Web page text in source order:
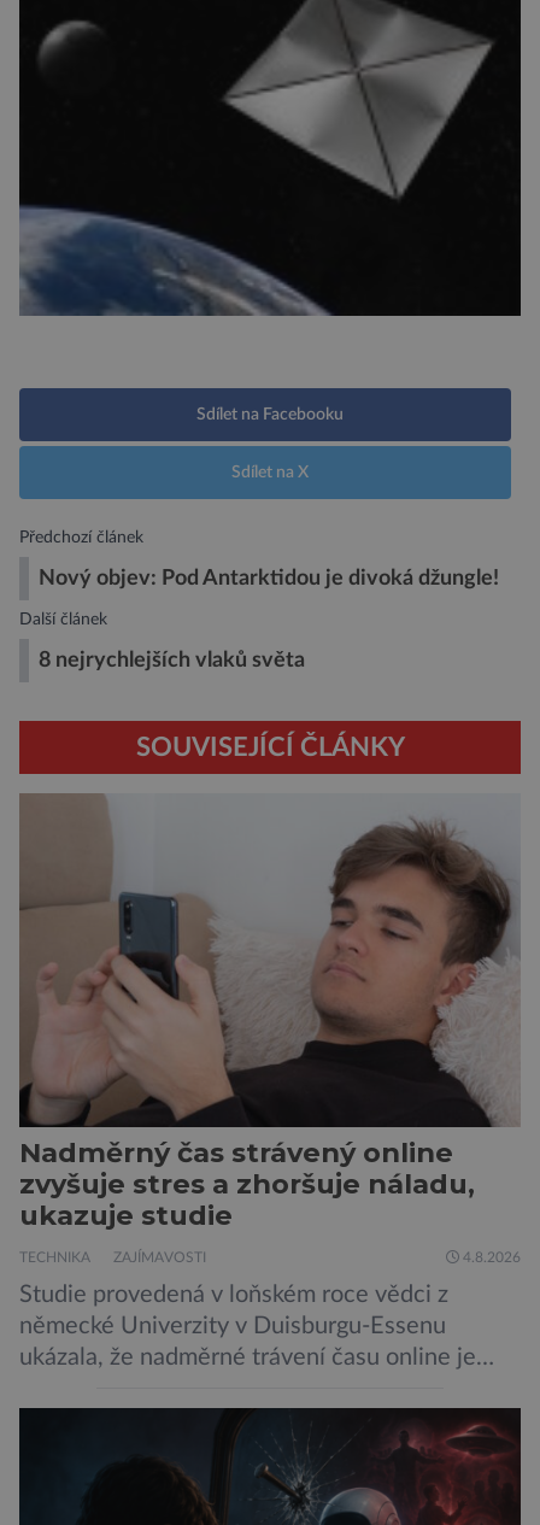
Sdílet na Facebooku
Sdílet na X
Předchozí článek
Nový objev: Pod Antarktidou je divoká džungle!
Další článek
8 nejrychlejších vlaků světa
SOUVISEJÍCÍ ČLÁNKY
Nadměrný čas strávený online
zvyšuje stres a zhoršuje náladu,
ukazuje studie
TECHNIKA ZAJÍMAVOSTI 4.8.2026
Studie provedená v loňském roce vědci z
německé Univerzity v Duisburgu-Essenu
ukázala, že nadměrné trávení času online je
vede k zanedbávání dalších aktivit. Zúčastnilo
se jí 900 dospělých Němců, kteří uvedli, že se v
posledním roce alespoň jednou zapojili do hraní
her, sledování pornografie, sledování sociálních